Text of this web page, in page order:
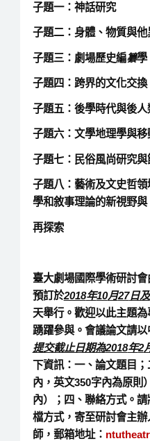
子題一：神話研究
子題二：身體、物質與他
子題三：劇場歷史編纂學
子題四：跨界的文化交換
子題五：後學時代與後人
子題六：文學地理學與移
子題七：民俗風尚研究與
子題八：藝術及文史哲
學和敘事理論的新視野與
再探索
臺大劇場國際學術研討
預訂於2018年10月27日及
天舉行。歡迎以此主題
踴躍參與。會議論文請以
提交截止日期為2018年2
下資訊：一、論文題目
內，英文350字內為原則
內）；四、聯絡方式。
檔方式，寄至研討會主
師，郵箱地址：